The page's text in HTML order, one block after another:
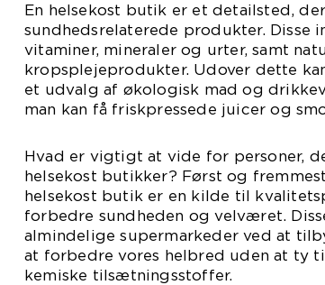
En helsekost butik er et detailsted,
sundhedsrelaterede produkter. Disse
vitaminer, mineraler og urter, samt
kropsplejeprodukter. Udover dette
et udvalg af økologisk mad og
man kan få friskpressede juicer og
Hvad er vigtigt at vide for personer,
helsekost butikker? Først og
helsekost butik er en kilde til
forbedre sundheden og velværet.
almindelige supermarkeder ved at
at forbedre vores helbred uden at ty
kemiske tilsætningsstoffer.